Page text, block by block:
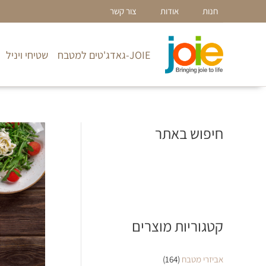
לתוכן
חנות אודות צור קשר
JOIE-גאדג'טים למטבח שטיחי ויניל
חיפוש באתר
קטגוריות מוצרים
אביזרי מטבח (164)